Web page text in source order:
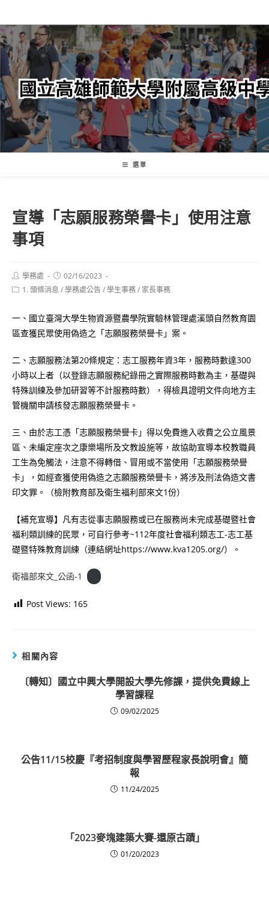
轉
至
主
內
容
選單
宣導「志願服務榮譽卡」使用注意
事項
Post
author:
學務處
Post
published:
02/16/2023
Post1. 頭條消息 /學務處公告/學生事務/ 家長事務
一、國立臺灣大學生物資源暨農學院實驗林管理處溪頭自然教育園
區查獲民眾使用偽造之「志願服務榮譽卡」案。
二、志願服務法第20條規定：志工服務年資3年，服務時數達300
小時以上者（以登錄志願服務紀錄冊之實際服務時數為主，基礎與
特殊訓練及參加研習等不計服務時數），得檢具證明文件向地方主
管機關申請核發志願服務榮譽卡。
三、由於志工憑「志願服務榮譽卡」得以免費進入收費之公立風景
區、未編定座次之康樂場所及文教設施等，故協助宣導本校教職員
工生為免觸法，注意不得轉借、冒用或不當使用「志願服務榮譽
卡」，如經查獲使用偽造之志願服務榮譽卡，將涉及刑法偽造文書
印文罪。（檢附教育部及衛生福利部來文1份）
【補充宣導】凡有志從事志願服務或已在服務尚未完成基礎暨社會
福利類訓練的民眾，可自行參考~112年度社會福利類志工-志工基
礎暨特殊教育訓練（連結網址https://www.kva1205.org/）。
衛福部來文_公函-1
Post Views: 165
相關內容
〔轉知〕國立中興大學開設大學先修課，提供免費線上
學習課程
09/02/2025
公告11/15校慶『考招制度與學習歷程家長說明會』簡
報
11/24/2025
「2023麥塊建築大賽-還原古蹟」
01/20/2023